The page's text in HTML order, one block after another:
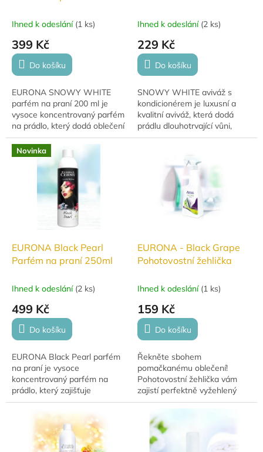
Ihned k odeslání (1 ks)
399 Kč
Do košíku
EURONA SNOWY WHITE
parfém na praní 200 ml je
vysoce koncentrovaný parfém
na prádlo, který dodá oblečení
intenzivní, dlouhotrvající vůni a
svěžest. Ideální volba pro ty,
kteří...
Ihned k odeslání (2 ks)
229 Kč
Do košíku
SNOWY WHITE aviváž s
kondicionérem je luxusní a
kvalitní aviváž, která dodá
prádlu dlouhotrvající vůni,
hebkost a svěžest. Díky
barviv je šetrná k...
Novinka
EURONA Black Pearl
Parfém na praní 250ml
Ihned k odeslání (2 ks)
499 Kč
Do košíku
EURONA Black Pearl parfém
na praní je vysoce
koncentrovaný parfém na
prádlo, který zajišťuje
dlouhotrvající vůni a svěžest i
po použití sušičky. Vhodný pro
většinu textilií...
EURONA - Black Grape
Pohotovostní žehlička
Ihned k odeslání (1 ks)
159 Kč
Do košíku
Řekněte sbohem
pomačkanému oblečení!
Pohotovostní žehlička vám
zajistí perfektně vyžehlený
vzhled kdykoli a kdekoli.
ideální společník na cesty i...